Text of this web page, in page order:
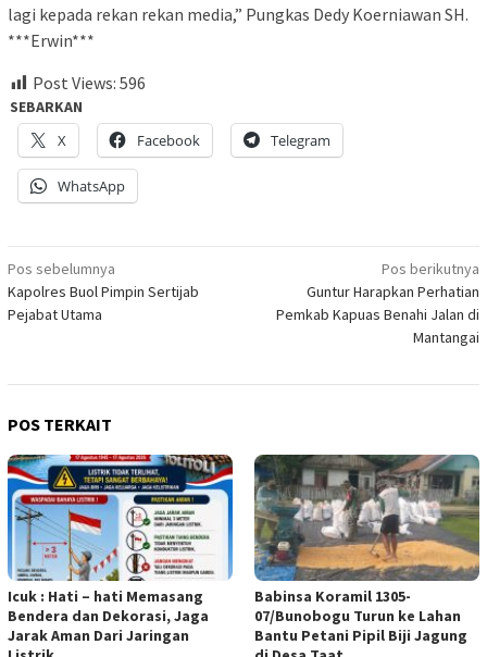
lagi kepada rekan rekan media,” Pungkas Dedy Koerniawan SH.
***Erwin***
Post Views: 596
SEBARKAN
X
Facebook Telegram
WhatsApp
Navigasi
pos
Pos sebelumnya
Kapolres Buol Pimpin Sertijab
Pejabat Utama
Pos berikutnya
Guntur Harapkan Perhatian
Pemkab Kapuas Benahi Jalan di
Mantangai
POS TERKAIT
Icuk : Hati – hati Memasang
Bendera dan Dekorasi, Jaga
Jarak Aman Dari Jaringan
Babinsa Koramil 1305-
07/Bunobogu Turun ke Lahan
Bantu Petani Pipil Biji Jagung